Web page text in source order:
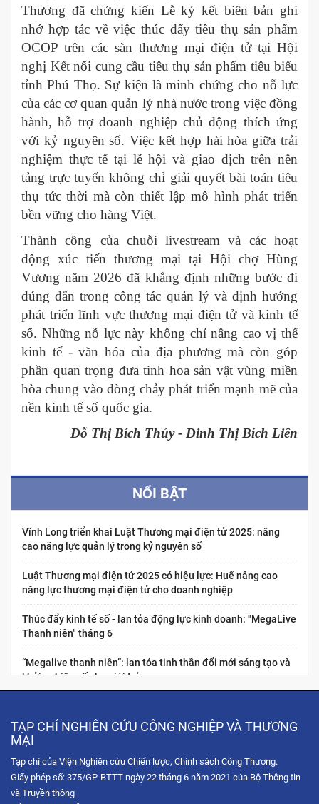
Thương đã chứng kiến Lễ ký kết biên bản ghi
nhớ hợp tác về việc thúc đẩy tiêu thụ sản phẩm
OCOP trên các sàn thương mại điện tử tại Hội
nghị Kết nối cung cầu tiêu thụ sản phẩm tiêu biểu
tỉnh Phú Thọ. Sự kiện là minh chứng cho nỗ lực
của các cơ quan quản lý nhà nước trong việc đồng
hành, hỗ trợ doanh nghiệp chủ động thích ứng
với kỷ nguyên số. Việc kết hợp hài hòa giữa trải
nghiệm thực tế tại lễ hội và giao dịch trên nền
tảng trực tuyến không chỉ giải quyết bài toán tiêu
thụ tức thời mà còn thiết lập mô hình phát triển
bền vững cho hàng Việt.
Thành công của chuỗi livestream và các hoạt
động xúc tiến thương mại tại Hội chợ Hùng
Vương năm 2026 đã khẳng định những bước đi
đúng đắn trong công tác quản lý và định hướng
phát triển lĩnh vực thương mại điện tử và kinh tế
số. Những nỗ lực này không chỉ nâng cao vị thế
kinh tế - văn hóa của địa phương mà còn góp
phần quan trọng đưa tinh hoa sản vật vùng miền
hòa chung vào dòng chảy phát triển mạnh mẽ của
nền kinh tế số quốc gia.
Đỗ Thị Bích Thủy - Đinh Thị Bích Liên
NỔI BẬT
Vĩnh Long triển khai Luật Thương mại điện tử 2025: nâng
cao năng lực quản lý trong kỷ nguyên số
Luật Thương mại điện tử 2025 có hiệu lực: Huế nâng cao
năng lực thương mại điện tử cho doanh nghiệp
Thúc đẩy kinh tế số - lan tỏa động lực kinh doanh: "MegaLive
Thanh niên" tháng 6
“Megalive thanh niên”: lan tỏa tinh thần đổi mới sáng tạo và
khởi nghiệp số cho giới trẻ
“Chuẩn hóa năng lực nghề nghiệp cho nhà sáng tạo nội dung
thương...
Hội chợ Hùng Vương 2026: Trải nghiệm không gian mua sắm
số qua chuỗi Livestream tương tác
TẠP CHÍ NGHIÊN CỨU CÔNG NGHIỆP VÀ THƯƠNG
MẠI
Tạp chí của Viện Nghiên cứu Chiến lược, Chính sách Công Thương.
Giấy phép số: 375/GP-BTTT ngày 22 tháng 6 năm 2021 của Bộ Thông tin
và Truyền thông